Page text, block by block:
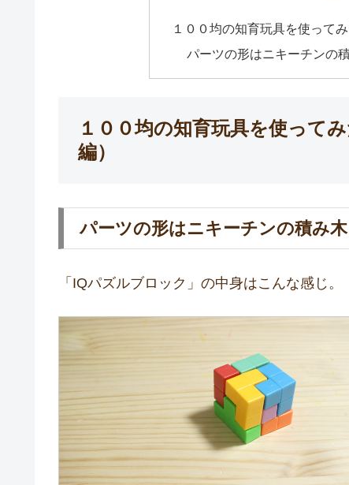
１００均の知育玩具を使って
パーツの形はニキーチンの
１００均の知育玩具を使って
編）
パーツの形はニキーチンの積み
「IQパズルブロック」の中身はこんな感じ。